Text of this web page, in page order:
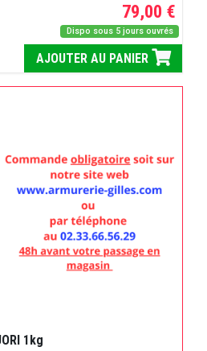
79,00 €
Dispo sous 5 jours ouvrés
AJOUTER AU PANIER
1kg